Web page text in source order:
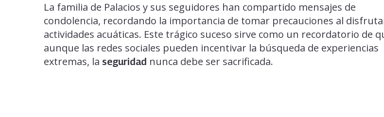
La familia de Palacios y sus seguidores han compartido mensajes de
condolencia, recordando la importancia de tomar precauciones al
actividades acuáticas. Este trágico suceso sirve como un recordatorio de
aunque las redes sociales pueden incentivar la búsqueda de experiencias
extremas, la seguridad nunca debe ser sacrificada.